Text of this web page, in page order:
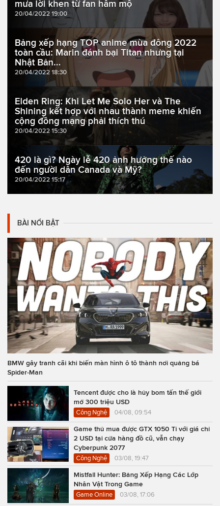
mưa lời khen từ fan hâm mộ
20/04/2022 19:00
Bảng xếp hạng TOP anime mùa đông 2022
toàn cầu: Marin đánh bại Titan nhưng tại
Nhật Bản...
20/04/2022 18:30
Elden Ring: Khi Let Me Solo Her và The
Shining kết hợp với nhau thành meme khiến
cộng đồng mạng phải thích thú
20/04/2022 15:30
420 là gì? Ngày lễ 420 ảnh hưởng thế nào
đến người dân Canada và Mỹ?
20/04/2022 15:17
BÀI NỔI BẬT
BMW gây tranh cãi khi biến màn hình ô tô thành nơi quảng bá
Spider-Man
Tencent được cho là hủy bom tấn thế giới
mở 300 triệu USD
Công Nghệ 04/08, 09:54
Game thủ mua được GTX 1050 Ti với giá chỉ
2 USD tại cửa hàng đồ cũ, vẫn chạy
Cyberpunk 2077
Công Nghệ 03/08, 19:47
Mistfall Hunter: Bảng Xếp Hạng Các Lớp
Nhân Vật Trong Game
Game Online 03/08, 17:06